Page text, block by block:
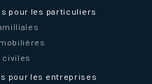
pour les particuliers
civiles
pour les entreprises